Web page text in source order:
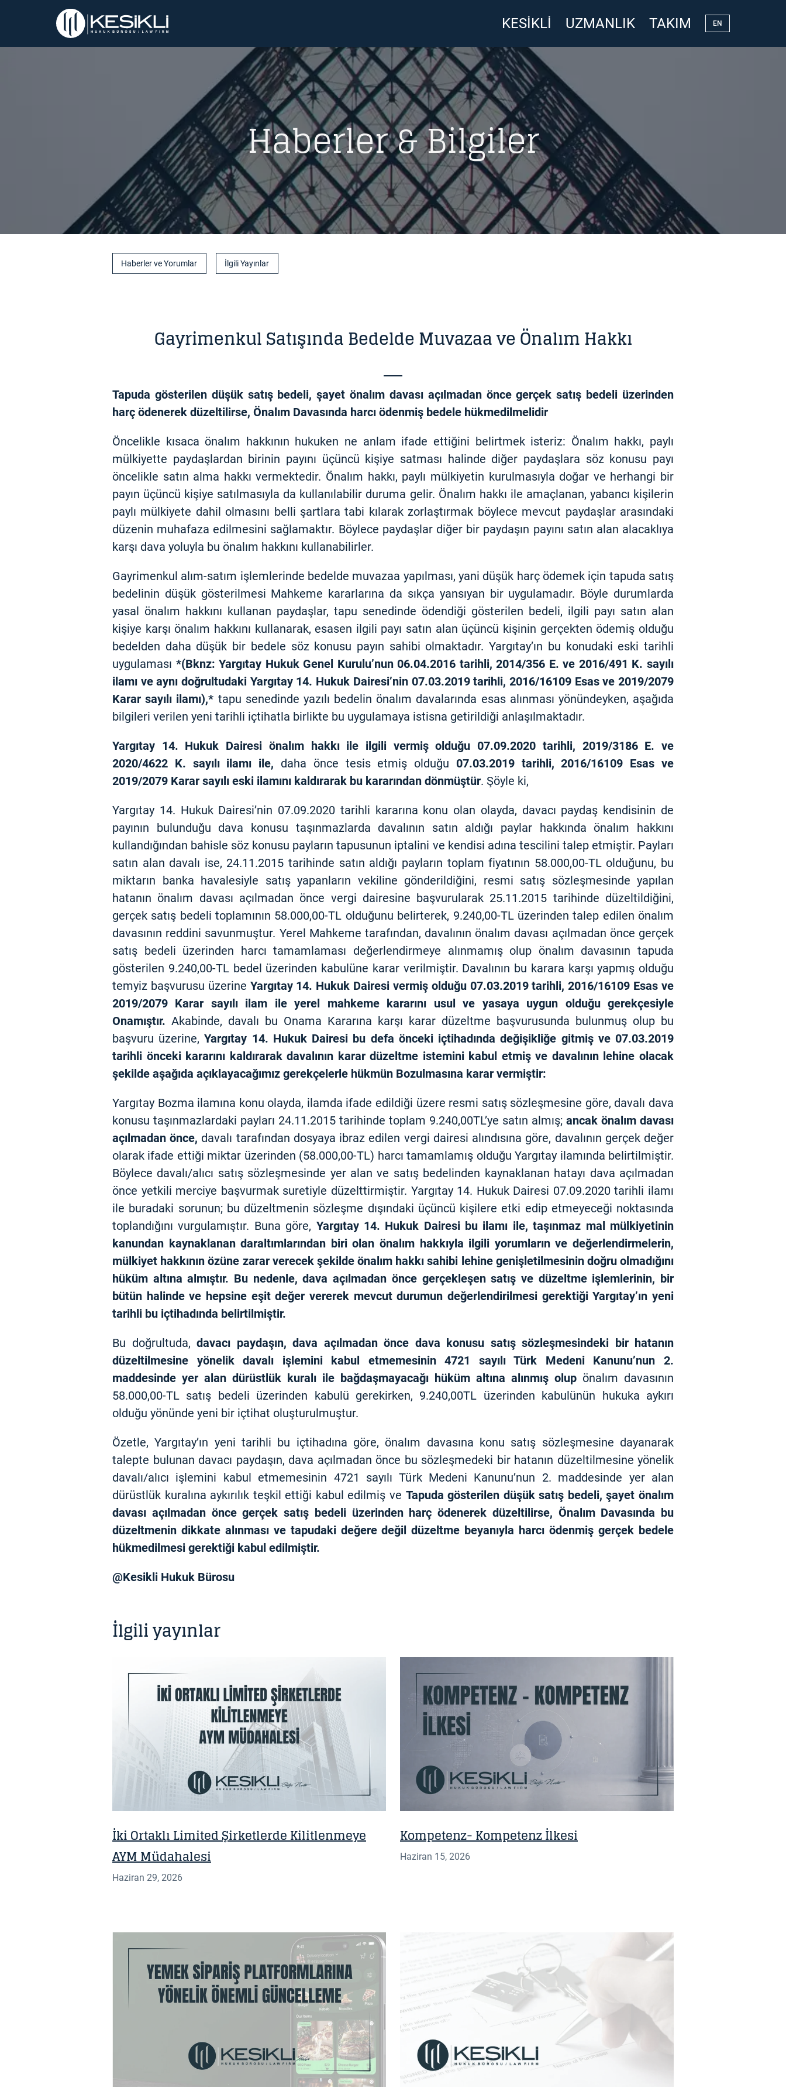
KESIKLI UZMANLIK TAKIM EN
Haberler & Bilgiler
Haberler ve Yorumlar İlgili Yayınlar
Gayrimenkul Satışında Bedelde Muvazaa ve Önalım Hakkı
Tapuda gösterilen düşük satış bedeli, şayet önalım davası açılmadan önce gerçek satış bedeli üzerinden
harç ödenerek düzeltilirse, Önalım Davasında harcı ödenmiş bedele hükmedilmelidir
Öncelikle kısaca önalım hakkının hukuken ne anlam ifade ettiğini belirtmek isteriz: Önalım hakkı, paylı
mülkiyette paydaşlardan birinin payını üçüncü kişiye satması halinde diğer paydaşlara söz konusu payı
öncelikle satın alma hakkı vermektedir. Önalım hakkı, paylı mülkiyetin kurulmasıyla doğar ve herhangi bir
payın üçüncü kişiye satılmasıyla da kullanılabilir duruma gelir. Önalım hakkı ile amaçlanan, yabancı kişilerin
paylı mülkiyete dahil olmasını belli şartlara tabi kılarak zorlaştırmak böylece mevcut paydaşlar arasındaki
düzenin muhafaza edilmesini sağlamaktır. Böylece paydaşlar diğer bir paydaşın payını satın alan alacaklıya
karşı dava yoluyla bu önalım hakkını kullanabilirler.
Gayrimenkul alım-satım işlemlerinde bedelde muvazaa yapılması, yani düşük harç ödemek için tapuda satış
bedelinin düşük gösterilmesi Mahkeme kararlarına da sıkça yansıyan bir uygulamadır. Böyle durumlarda
yasal önalım hakkını kullanan paydaşlar, tapu senedinde ödendiği gösterilen bedeli, ilgili payı satın alan
kişiye karşı önalım hakkını kullanarak, esasen ilgili payı satın alan üçüncü kişinin gerçekten ödemiş olduğu
bedelden daha düşük bir bedele söz konusu payın sahibi olmaktadır. Yargıtay’ın bu konudaki eski tarihli
uygulaması *(Bknz: Yargıtay Hukuk Genel Kurulu’nun 06.04.2016 tarihli, 2014/356 E. ve 2016/491 K. sayılı
ilamı ve aynı doğrultudaki Yargıtay 14. Hukuk Dairesi’nin 07.03.2019 tarihli, 2016/16109 Esas ve 2019/2079
Karar sayılı ilamı),* tapu senedinde yazılı bedelin önalım davalarında esas alınması yönündeyken, aşağıda
bilgileri verilen yeni tarihli içtihatla birlikte bu uygulamaya istisna getirildiği anlaşılmaktadır.
Yargıtay 14. Hukuk Dairesi önalım hakkı ile ilgili vermiş olduğu 07.09.2020 tarihli, 2019/3186 E. ve
2020/4622 K. sayılı ilamı ile, daha önce tesis etmiş olduğu 07.03.2019 tarihli, 2016/16109 Esas ve
2019/2079 Karar sayılı eski ilamını kaldırarak bu kararından dönmüştür. Şöyle ki,
Yargıtay 14. Hukuk Dairesi’nin 07.09.2020 tarihli kararına konu olan olayda, davacı paydaş kendisinin de
payının bulunduğu dava konusu taşınmazlarda davalının satın aldığı paylar hakkında önalım hakkını
kullandığından bahisle söz konusu payların tapusunun iptalini ve kendisi adına tescilini talep etmiştir. Payları
satın alan davalı ise, 24.11.2015 tarihinde satın aldığı payların toplam fiyatının 58.000,00-TL olduğunu, bu
miktarın banka havalesiyle satış yapanların vekiline gönderildiğini, resmi satış sözleşmesinde yapılan
hatanın önalım davası açılmadan önce vergi dairesine başvurularak 25.11.2015 tarihinde düzeltildiğini,
gerçek satış bedeli toplamının 58.000,00-TL olduğunu belirterek, 9.240,00-TL üzerinden talep edilen önalım
davasının reddini savunmuştur. Yerel Mahkeme tarafından, davalının önalım davası açılmadan önce gerçek
satış bedeli üzerinden harcı tamamlaması değerlendirmeye alınmamış olup önalım davasının tapuda
gösterilen 9.240,00-TL bedel üzerinden kabulüne karar verilmiştir. Davalının bu karara karşı yapmış olduğu
temyiz başvurusu üzerine Yargıtay 14. Hukuk Dairesi vermiş olduğu 07.03.2019 tarihli, 2016/16109 Esas ve
2019/2079 Karar sayılı ilam ile yerel mahkeme kararını usul ve yasaya uygun olduğu gerekçesiyle
Onamıştır. Akabinde, davalı bu Onama Kararına karşı karar düzeltme başvurusunda bulunmuş olup bu
başvuru üzerine,Yargıtay 14. Hukuk Dairesi bu defa önceki içtihadında değişikliğe gitmiş ve 07.03.2019
tarihli önceki kararını kaldırarak davalının karar düzeltme istemini kabul etmiş ve davalının lehine olacak
şekilde aşağıda açıklayacağımız gerekçelerle hükmün Bozulmasına karar vermiştir:
Yargıtay Bozma ilamına konu olayda, ilamda ifade edildiği üzere resmi satış sözleşmesine göre, davalı dava
konusu taşınmazlardaki payları 24.11.2015 tarihinde toplam 9.240,00TL’ye satın almış; ancak önalım davası
açılmadan önce, davalı tarafından dosyaya ibraz edilen vergi dairesi alındısına göre, davalının gerçek değer
olarak ifade ettiği miktar üzerinden (58.000,00-TL) harcı tamamlamış olduğu Yargıtay ilamında belirtilmiştir.
Böylece davalı/alıcı satış sözleşmesinde yer alan ve satış bedelinden kaynaklanan hatayı dava açılmadan
önce yetkili merciye başvurmak suretiyle düzelttirmiştir. Yargıtay 14. Hukuk Dairesi 07.09.2020 tarihli ilamı
ile buradaki sorunun; bu düzeltmenin sözleşme dışındaki üçüncü kişilere etki edip etmeyeceği noktasında
toplandığını vurgulamıştır. Buna göre, Yargıtay 14. Hukuk Dairesi bu ilamı ile, taşınmaz mal mülkiyetinin
kanundan kaynaklanan daraltımlarından biri olan önalım hakkıyla ilgili yorumların ve değerlendirmelerin,
mülkiyet hakkının özüne zarar verecek şekilde önalım hakkı sahibi lehine genişletilmesinin doğru olmadığını
hüküm altına almıştır. Bu nedenle, dava açılmadan önce gerçekleşen satış ve düzeltme işlemlerinin, bir
bütün halinde ve hepsine eşit değer vererek mevcut durumun değerlendirilmesi gerektiği Yargıtay’ın yeni
tarihli bu içtihadında belirtilmiştir.
Bu doğrultuda, davacı paydaşın, dava açılmadan önce dava konusu satış sözleşmesindeki bir hatanın
düzeltilmesine yönelik davalı işlemini kabul etmemesinin 4721 sayılı Türk Medeni Kanunu’nun 2.
maddesinde yer alan dürüstlük kuralı ile bağdaşmayacağı hüküm altına alınmış olup önalım davasının
58.000,00-TL satış bedeli üzerinden kabulü gerekirken, 9.240,00TL üzerinden kabulünün hukuka aykırı
olduğu yönünde yeni bir içtihat oluşturulmuştur.
Özetle, Yargıtay’ın yeni tarihli bu içtihadına göre, önalım davasına konu satış sözleşmesine dayanarak
talepte bulunan davacı paydaşın, dava açılmadan önce bu sözleşmedeki bir hatanın düzeltilmesine yönelik
davalı/alıcı işlemini kabul etmemesinin 4721 sayılı Türk Medeni Kanunu’nun 2. maddesinde yer alan
dürüstlük kuralına aykırılık teşkil ettiği kabul edilmiş ve Tapuda gösterilen düşük satış bedeli, şayet önalım
davası açılmadan önce gerçek satış bedeli üzerinden harç ödenerek düzeltilirse, Önalım Davasında bu
düzeltmenin dikkate alınması ve tapudaki değere değil düzeltme beyanıyla harcı ödenmiş gerçek bedele
hükmedilmesi gerektiği kabul edilmiştir.
@Kesikli Hukuk Bürosu
İlgili yayınlar
İki Ortaklı Limited Şirketlerde Kilitlenmeye
AYM Müdahalesi
Haziran 29, 2026
Kompetenz- Kompetenz İlkesi
Haziran 15, 2026
BILGI NOTU